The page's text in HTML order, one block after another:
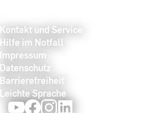
Kontakt und Service
Hilfe im Notfall
Impressum
Datenschutz
Barrierefreiheit
Leichte Sprache
YoutubeFacebookInstagram